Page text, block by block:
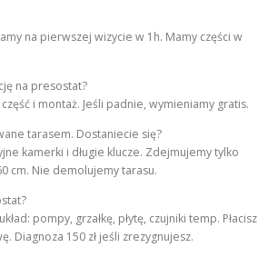
na pierwszej wizycie w 1h. Mamy części w
na presostat?
i montaż. Jeśli padnie, wymieniamy gratis.
tarasem. Dostaniecie się?
kamerki i długie klucze. Zdejmujemy tylko
cm. Nie demolujemy tarasu.
pompy, grzałkę, płytę, czujniki temp. Płacisz
Diagnoza 150 zł jeśli zrezygnujesz.